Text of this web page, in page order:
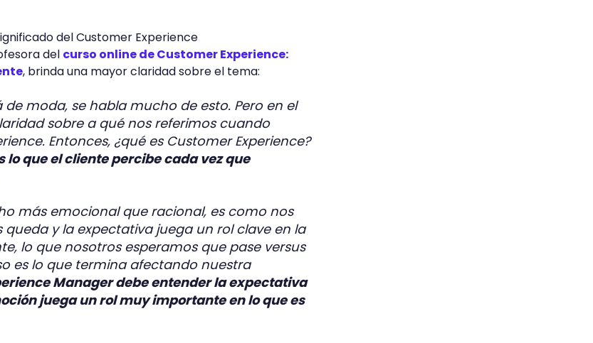
del Customer Experience
del curso online de Customer Experience:
, brinda una mayor claridad sobre el tema:
de moda, se habla mucho de esto. Pero en el
sobre a qué nos referimos cuando
Entonces, ¿qué es Customer Experience?
lo que el cliente percibe cada vez que
más emocional que racional, es como nos
y la expectativa juega un rol clave en la
lo que nosotros esperamos que pase versus
es lo que termina afectando nuestra
Manager debe entender la expectativa
juega un rol muy importante en lo que es